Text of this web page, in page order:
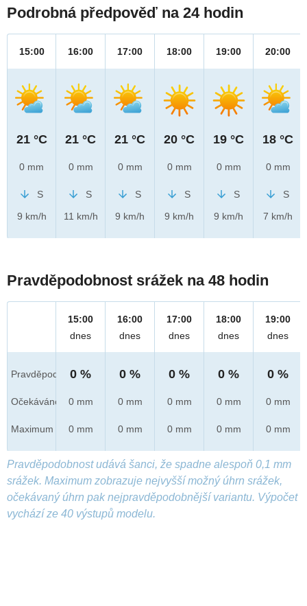
Podrobná předpověď na 24 hodin
15:00
21 °C
0 mm
S
9 km/h
16:00
21 °C
0 mm
S
11 km/h
17:00
21 °C
0 mm
S
9 km/h
18:00
20 °C
0 mm
S
9 km/h
19:00
19 °C
0 mm
S
9 km/h
20:00
18 °C
0 mm
S
7 km/h
Pravděpodobnost srážek na 48 hodin
Pravděpod.
Očekáváno
Maximum
15:00
dnes
0 %
0 mm
0 mm
16:00
dnes
0 %
0 mm
0 mm
17:00
dnes
0 %
0 mm
0 mm
18:00
dnes
0 %
0 mm
0 mm
19:00
dnes
0 %
0 mm
0 mm
Pravděpodobnost udává šanci, že spadne alespoň 0,1 mm
srážek. Maximum zobrazuje nejvyšší možný úhrn srážek,
očekávaný úhrn pak nejpravděpodobnější variantu. Výpočet
vychází ze 40 výstupů modelu.